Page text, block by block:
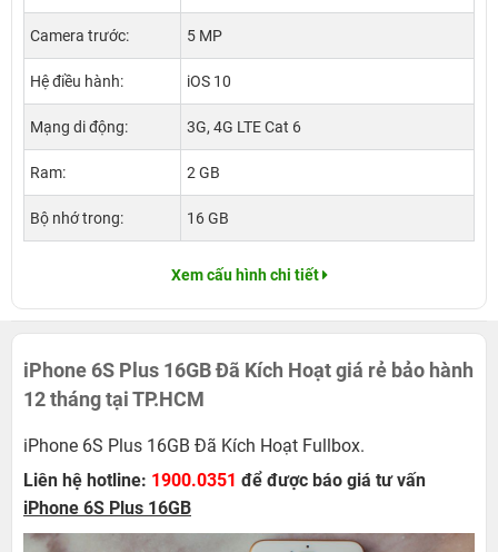
Camera trước: 5 MP
Hệ điều hành: iOS 10
Mạng di động: 3G, 4G LTE Cat 6
Ram: 2 GB
Bộ nhớ trong: 16 GB
Xem cấu hình chi tiết
iPhone 6S Plus 16GB Đã Kích Hoạt giá rẻ bảo hành
12 tháng tại TP.HCM
iPhone 6S Plus 16GB Đã Kích Hoạt Fullbox.
Liên hệ hotline: 1900.0351 để được báo giá tư vấn
iPhone 6S Plus 16GB